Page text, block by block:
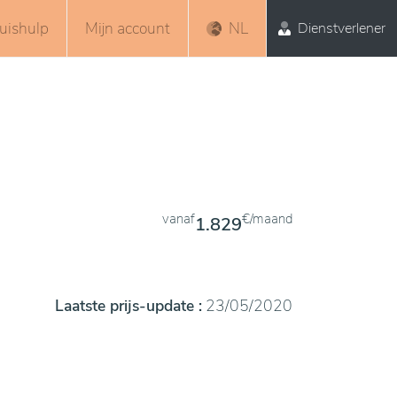
Mijn account NL Dienstverlener
vanaf1.829€/maand
Laatste prijs-update : 23/05/2020